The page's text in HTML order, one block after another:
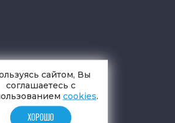
сайтом, Вы
соглашаетесь с
cookies.
ХОРОШО